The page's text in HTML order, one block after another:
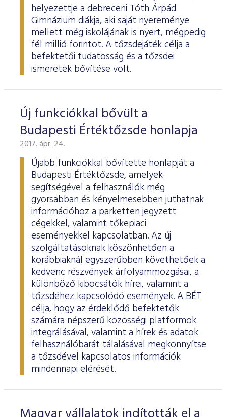
helyezettje a debreceni Tóth Árpád
Gimnázium diákja, aki saját nyereménye
mellett még iskolájának is nyert, mégpedig
fél millió forintot. A tőzsdejáték célja a
befektetői tudatosság és a tőzsdei
ismeretek bővítése volt.
Új funkciókkal bővült a
Budapesti Értéktőzsde honlapja
2017. ápr. 24.
Újabb funkciókkal bővítette honlapját a
Budapesti Értéktőzsde, amelyek
segítségével a felhasználók még
gyorsabban és kényelmesebben juthatnak
információhoz a parketten jegyzett
cégekkel, valamint tőkepiaci
eseményekkel kapcsolatban. Az új
szolgáltatásoknak köszönhetően a
korábbiaknál egyszerűbben követhetőek a
kedvenc részvények árfolyammozgásai, a
különböző kibocsátók hírei, valamint a
tőzsdéhez kapcsolódó események. A BÉT
célja, hogy az érdeklődő befektetők
számára népszerű közösségi platformok
integrálásával, valamint a hírek és adatok
felhasználóbarát tálalásával megkönnyítse
a tőzsdével kapcsolatos információk
mindennapi elérését.